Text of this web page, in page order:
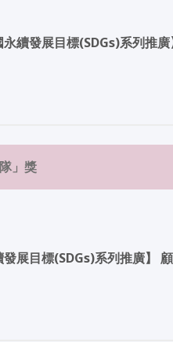
續發展目標(SDGs)系列推
」獎
展目標(SDGs)系列推廣】